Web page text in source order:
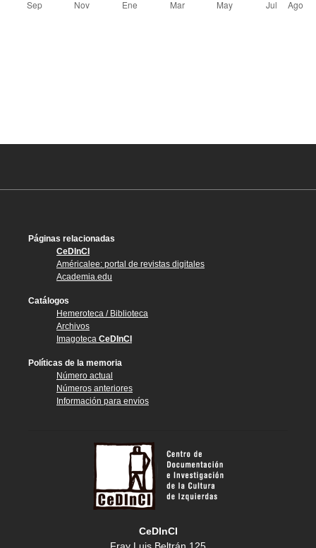
Páginas relacionadas
CeDInCI
Américalee: portal de revistas digitales
Academia.edu
Catálogos
Hemeroteca / Biblioteca
Archivos
Imagoteca CeDInCI
Políticas de la memoria
Número actual
Números anteriores
Información para envíos
CeDInCI